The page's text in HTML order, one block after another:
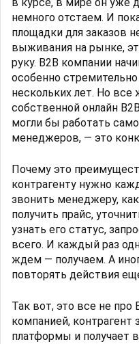
немного отстаем. И
площадки для заказов
выживания на рынке,
руку. B2B компании
особенно
нескольких лет. Но все
собственной онлайн
могли бы работать
менеджеров, — это
Почему это
контрагенту нужно
звонить менеджеру,
получить прайс,
узнать его статус,
всего. И каждый раз
ждем — получаем. А
повторять действия
Так вот, это все не про
компанией, контрагент
платформы и получает